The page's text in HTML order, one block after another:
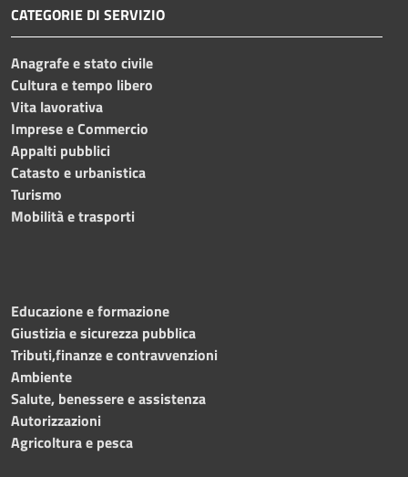
CATEGORIE DI SERVIZIO
Anagrafe e stato civile
Cultura e tempo libero
Vita lavorativa
Imprese e Commercio
Appalti pubblici
Catasto e urbanistica
Turismo
Mobilità e trasporti
Educazione e formazione
Giustizia e sicurezza pubblica
Tributi,finanze e contravvenzioni
Ambiente
Salute, benessere e assistenza
Autorizzazioni
Agricoltura e pesca